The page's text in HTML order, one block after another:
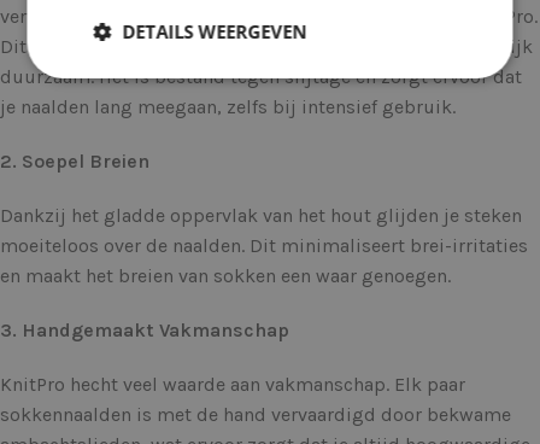
vervaardigd uit het legendarische Symfonie-hout van KnitPro.
Dit hout is niet alleen opvallend mooi, maar ook ongelooflijk
duurzaam. Het is bestand tegen slijtage en zorgt ervoor dat
je naalden lang meegaan, zelfs bij intensief gebruik.
2. Soepel Breien
Dankzij het gladde oppervlak van het hout glijden je steken
moeiteloos over de naalden. Dit minimaliseert brei-irritaties
en maakt het breien van sokken een waar genoegen.
3. Handgemaakt Vakmanschap
KnitPro hecht veel waarde aan vakmanschap. Elk paar
sokkennaalden is met de hand vervaardigd door bekwame
DETAILS WEERGEVEN